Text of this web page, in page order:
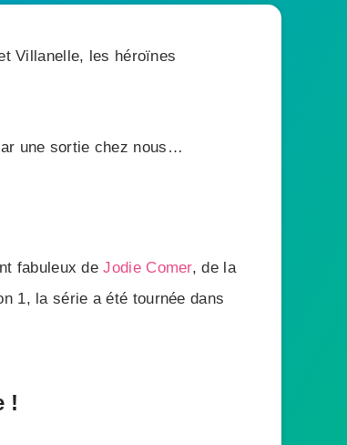
Villanelle, les héroïnes
une sortie chez nous…
fabuleux deJodie Comer, de la
1, la série a été tournée dans
!